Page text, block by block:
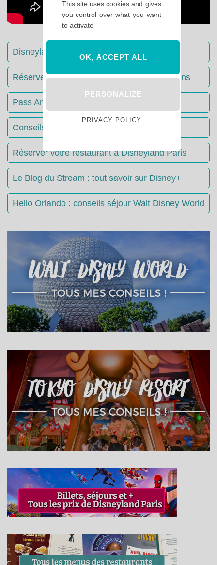
Disneyland Paris : Le guide complet
Réserver votre séjour : toutes les informations
Pass Annuels Disney : informations
Conseils & Astuces Disneyland Paris
Réserver votre restaurant à Disneyland Paris
Le Blog du Stream : tout savoir sur Disney+
Hello Orlando : conseils séjour Walt Disney World
This site uses cookies and gives
you control over what you want
to activate
OK, ACCEPT ALL
PERSONALIZE
PRIVACY POLICY